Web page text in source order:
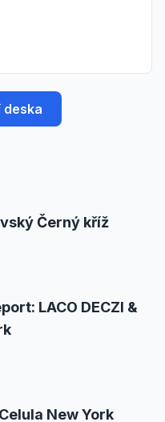
deska
Černý kříž
LACO DECZI &
New York